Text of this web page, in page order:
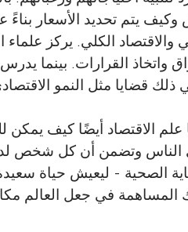
وكيف يتم تحديد الأسعار
والاقتصاد الكلي. يركز
واتخاذ القرارات. بينما
ذلك قضايا مثل النمو
علم الاقتصاد أيضًا كيف
وتضمن أن كل شخص لديه
الصحية - ليعيش حياة
المساهمة في جعل العالم